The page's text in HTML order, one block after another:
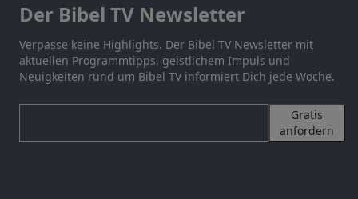
Der Bibel TV Newsletter
Verpasse keine Highlights. Der Bibel TV Newsletter mit
aktuellen Programmtipps, geistlichem Impuls und
Neuigkeiten rund um Bibel TV informiert Dich jede Woche.
Gratis
anfordern